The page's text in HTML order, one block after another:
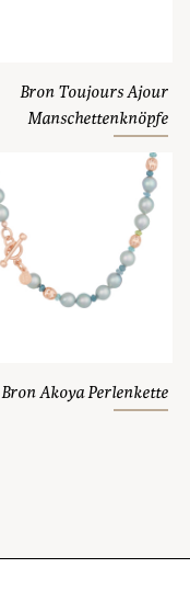
Bron Toujours Ajour
Manschettenknöpfe
Bron Akoya Perlenkette